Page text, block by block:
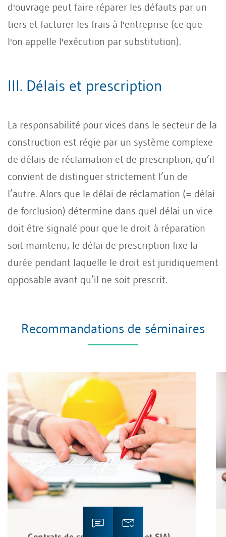
d'ouvrage peut faire réparer les défauts par un
tiers et facturer les frais à l'entreprise (ce que
l'on appelle l'exécution par substitution).
III. Délais et prescription
La responsabilité pour vices dans le secteur de la
construction est régie par un système complexe
de délais de réclamation et de prescription, qu’il
convient de distinguer strictement l’un de
l’autre. Alors que le délai de réclamation (= délai
de forclusion) détermine dans quel délai un vice
doit être signalé pour que le droit à réparation
soit maintenu, le délai de prescription fixe la
durée pendant laquelle le droit est juridiquement
opposable avant qu’il ne soit prescrit.
Recommandations de séminaires